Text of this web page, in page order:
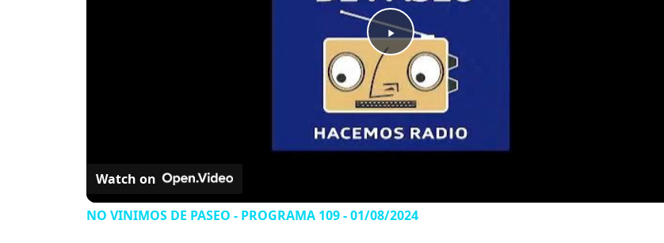
P
l
a
Watch on
NO VINIMOS DE PASEO - PROGRAMA 109 - 01/08/2024